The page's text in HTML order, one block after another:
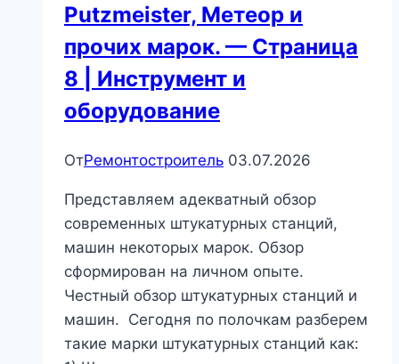
Putzmeister, Метеор и
прочих марок. — Страница
8 | Инструмент и
оборудование
ОтРемонтостроитель 03.07.2026
Представляем адекватный обзор
современных штукатурных станций,
машин некоторых марок. Обзор
сформирован на личном опыте.
Честный обзор штукатурных станций и
машин. Сегодня по полочкам разберем
такие марки штукатурных станций как: